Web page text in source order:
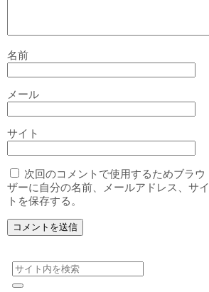
名前
メール
サイト
次回のコメントで使用するためブラウ
ザーに自分の名前、メールアドレス、サイ
トを保存する。